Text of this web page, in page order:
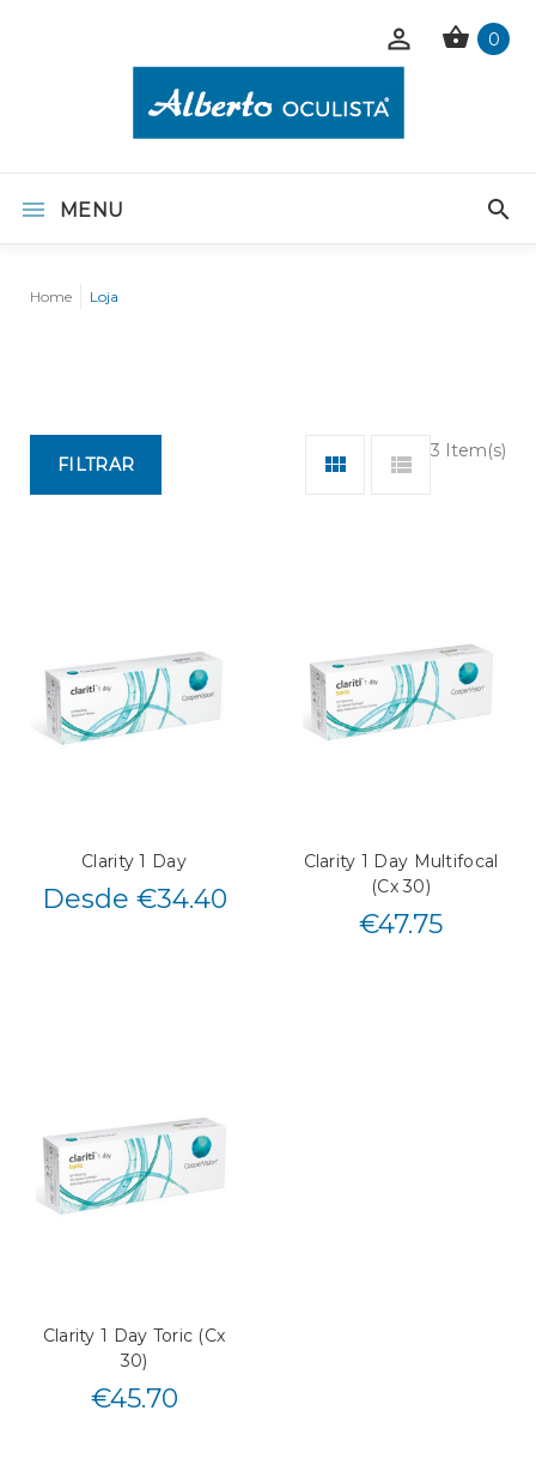
0
MENU
Home Loja
3 Item(s)
FILTRAR
Clarity 1 Day
Desde €34.40
Clarity 1 Day Multifocal
(Cx 30)
€47.75
Clarity 1 Day Toric (Cx
30)
€45.70